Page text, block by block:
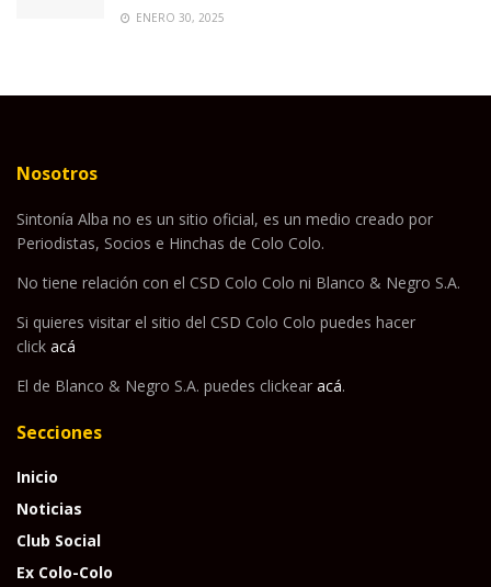
ENERO 30, 2025
Nosotros
Sintonía Alba no es un sitio oficial, es un medio creado por
Periodistas, Socios e Hinchas de Colo Colo.
No tiene relación con el CSD Colo Colo ni Blanco & Negro S.A.
Si quieres visitar el sitio del CSD Colo Colo puedes hacer
click acá
El de Blanco & Negro S.A. puedes clickear acá.
Secciones
Inicio
Noticias
Club Social
Ex Colo-Colo